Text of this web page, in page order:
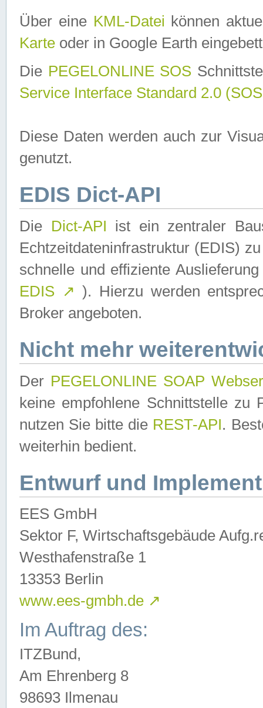
Über eine KML-Datei können
Karte oder in Google Earth
Die PEGELONLINE SOS
Service Interface Standard 2.0
Diese Daten werden auch zur
genutzt.
EDIS Dict-API
Die Dict-API ist ein zentraler
Echtzeitdateninfrastruktur (EDIS)
schnelle und effiziente
EDIS ↗ ). Hierzu werden
Broker angeboten.
Nicht mehr
Der PEGELONLINE SOAP
keine empfohlene Schnittstelle zu
nutzen Sie bitte die REST-API.
weiterhin bedient.
Entwurf und
EES GmbH
Sektor F, Wirtschaftsgebäude
Westhafenstraße 1
13353 Berlin
www.ees-gmbh.de ↗
Im Auftrag des:
ITZBund,
Am Ehrenberg 8
98693 Ilmenau